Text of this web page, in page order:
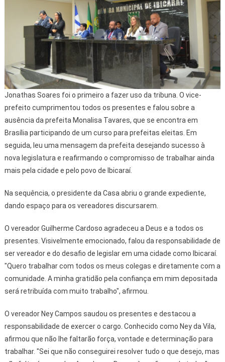
Jonathas Soares foi o primeiro a fazer uso da tribuna. O vice-
prefeito cumprimentou todos os presentes e falou sobre a
ausência da prefeita Monalisa Tavares, que se encontra em
Brasília participando de um curso para prefeitas eleitas. Em
seguida, leu uma mensagem da prefeita desejando sucesso à
nova legislatura e reafirmando o compromisso de trabalhar ainda
mais pela cidade e pelo povo de Ibicaraí.
Na sequência, o presidente da Casa abriu o grande expediente,
dando espaço para os vereadores discursarem.
O vereador Guilherme Cardoso agradeceu a Deus e a todos os
presentes. Visivelmente emocionado, falou da responsabilidade de
ser vereador e do desafio de legislar em uma cidade como Ibicaraí.
"Quero trabalhar com todos os meus colegas e diretamente com a
comunidade. A minha gratidão pela confiança em mim depositada
será retribuída com muito trabalho", afirmou.
O vereador Ney Campos saudou os presentes e destacou a
responsabilidade de exercer o cargo. Conhecido como Ney da Vila,
afirmou que não lhe faltarão força, vontade e determinação para
trabalhar. "Sei que não conseguirei resolver tudo o que desejo, mas